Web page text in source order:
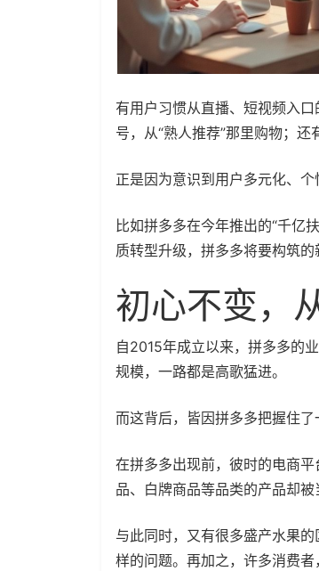
有用户习惯从直播、短视频入
号，从“熟人推荐”那里购物；还
正是因为意识到用户多元化、
比如拼多多在今年推出的“千亿
质转型升级，拼多多将要构筑
初心不变，
自2015年成立以来，拼多多的
规模，一路都是高歌猛进。
而这背后，皆因拼多多把握住
在拼多多出现前，彼时的电商
品、白牌商品等品类的产品却被
与此同时，又有很多盛产水果
样的问题。再加之，许多消费